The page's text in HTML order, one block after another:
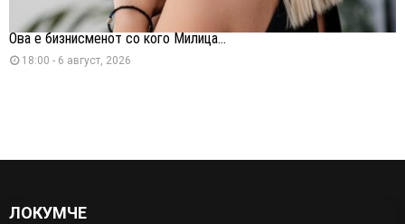
Ова е бизнисменот со кого Милица...
18:00 - 6 август, 2026
ЛОКУМЧЕ